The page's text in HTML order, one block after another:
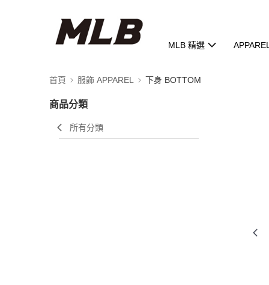
MLB 精選
首頁 服飾 APPAREL 下身 BOTTOM
商品分類
所有分類